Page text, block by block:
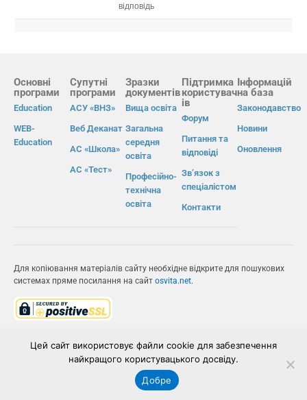
відповідь
Основні
програми
Education
WEB-
Education
Супутні
програми
АСУ «ВНЗ»
Веб Деканат
АС «Школа»
АС «Тест»
Зразки
документів
Вища освіта
Загальна
середня
освіта
Професійно-
технічна
освіта
Підтримка
користувач
ів
Форум
Питання та
відповіді
Зв’язок з
спеціалістом
Контакти
Інформацій
на база
Законодавство
Новини
Оновлення
Для копіювання матеріалів сайту необхідне відкрите для пошукових
системах пряме посилання на сайт osvita.net.
ІВС «ОСВІТА»
Цей сайт використовує файли cookie для забезпечення
найкращого користувацького досвіду.
Добре